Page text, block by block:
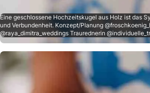
Eine geschlossene Hochzeitskugel aus Holz ist das
und Verbundenheit. Konzept/Planung
@raya_dimitra_weddings Traurednerin